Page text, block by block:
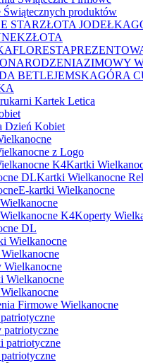
produktów
STARZŁOTA JODEŁKA
ZŁOTA
FLORESTA
ZIMOWY
BETLEJEMSKAGÓRA
Kartek Letica
Dzień Kobiet
z Logo
K4Kartki
DLKartki Wielkanocne
E-kartki Wielkanocne
K4Koperty
DL
Wielkanocne
Wielkanocne
Wielkanocne
Firmowe Wielkanocne
patriotyczne
patriotyczne